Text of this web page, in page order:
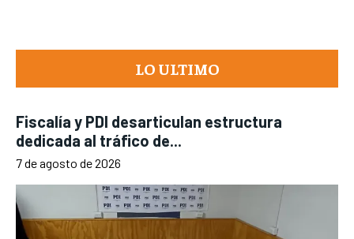
LO ULTIMO
Fiscalía y PDI desarticulan estructura
dedicada al tráfico de...
7 de agosto de 2026